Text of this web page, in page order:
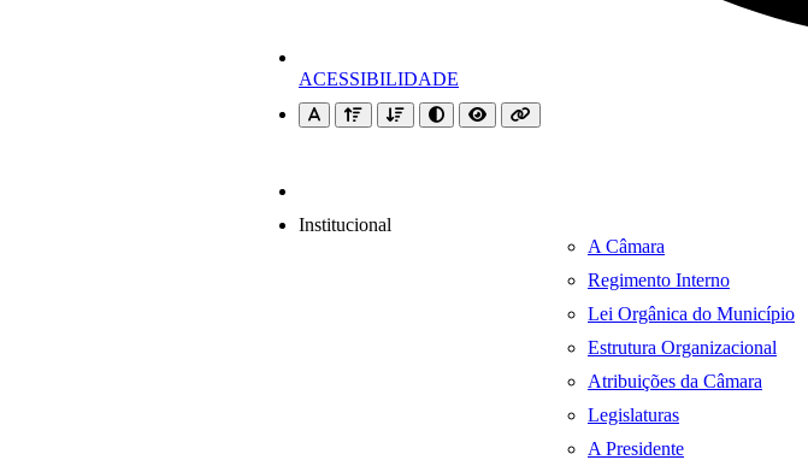
ACESSIBILIDADE
Institucional
A Câmara
Regimento Interno
Lei Orgânica do Município
Estrutura Organizacional
Atribuições da Câmara
Legislaturas
A Presidente